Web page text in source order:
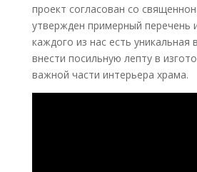
проект согласован со
утвержден примерный перечень
каждого из нас есть уникальная
внести посильную лепту в
важной части интерьера храма.